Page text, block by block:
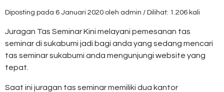
Diposting pada 6 Januari 2020 oleh admin / Dilihat: 1.206 kali
Juragan Tas Seminar Kini melayani pemesanan tas
seminar di sukabumi jadi bagi anda yang sedang mencari
tas seminar sukabumi anda mengunjungi website yang
tepat.
Saat ini juragan tas seminar memiliki dua kantor